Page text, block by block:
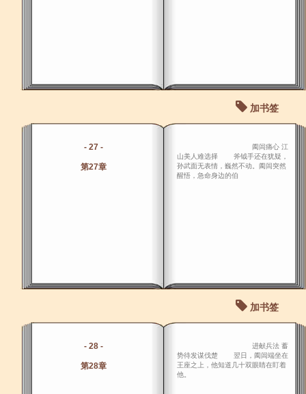
加书签
- 27 -
第27章
阖闾痛心 江
山美人难选择 斧钺手还在犹疑，
孙武面无表情，巍然不动。阖闾突然
醒悟，急命身边的伯
加书签
- 28 -
第28章
进献兵法 蓄
势待发谋伐楚 翌日，阖闾端坐在
王座之上，他知道几十双眼睛在盯着
他。